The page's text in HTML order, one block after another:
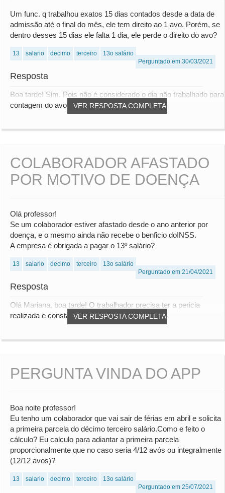
Um func. q trabalhou exatos 15 dias contados desde a data de
admissão até o final do mês, ele tem direito ao 1 avo. Porém, se
dentro desses 15 dias ele falta 1 dia, ele perde o direito do avo?
13 salario decimo terceiro
13o salário
Perguntado em 30/03/2021
Resposta
VER RESPOSTA COMPLETA
Boa tarde! Sim. Pois não é considerado o dia não trabalhado para
contagem do avo.
COLABORADOR AFASTADO
POR MOTIVO DE DOENÇA
Olá professor!
Se um colaborador estiver afastado desde o ano anterior por
doença, e o mesmo ainda não recebe o benficio doINSS.
A empresa é obrigada a pagar o 13º salário?
13 salario decimo terceiro
13o salário
Perguntado em 21/04/2021
Resposta
VER RESPOSTA COMPLETA
Olá Mariana, boa tarde! O trabalhador precisa ter a pericia
realizada e constatado o afastamento par...
PERGUNTA VINDA DO APP
Boa noite professor!
Eu tenho um colaborador que vai sair de férias em abril e solicita
a primeira parcela do décimo terceiro salário.Como e feito o
cálculo? Eu calculo para adiantar a primeira parcela
proporcionalmente que no caso seria 4/12 avós ou integralmente
(12/12 avos)?
13 salario decimo terceiro
13o salário
Perguntado em 25/07/2021